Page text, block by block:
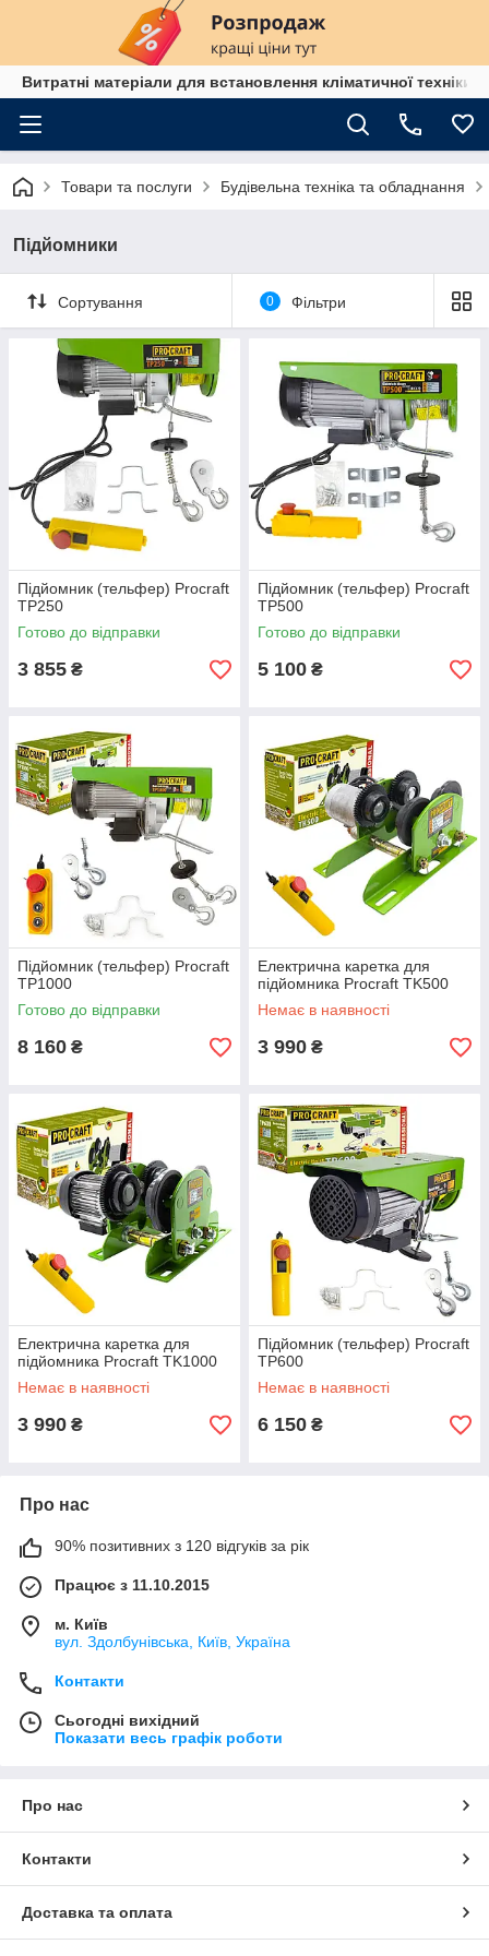
Витратні матеріали для встановлення кліматичної техніки
Товари та послуги Будівельна техніка та обладнання
Підйомники
Сортування 0 Фільтри
Підйомник (тельфер) Procraft
TP250
Готово до відправки
3 855 ₴
Підйомник (тельфер) Procraft
TP500
Готово до відправки
5 100 ₴
Підйомник (тельфер) Procraft
TP1000
Готово до відправки
8 160 ₴
Електрична каретка для
підйомника Procraft TK500
Немає в наявності
3 990 ₴
Електрична каретка для
підйомника Procraft TK1000
Немає в наявності
3 990 ₴
Підйомник (тельфер) Procraft
TP600
Немає в наявності
6 150 ₴
Про нас
90% позитивних з 120 відгуків за рік
Працює з 11.10.2015
м. Київ
вул. Здолбунівська, Київ, Україна
Контакти
Сьогодні вихідний
Показати весь графік роботи
Про нас
Контакти
Доставка та оплата